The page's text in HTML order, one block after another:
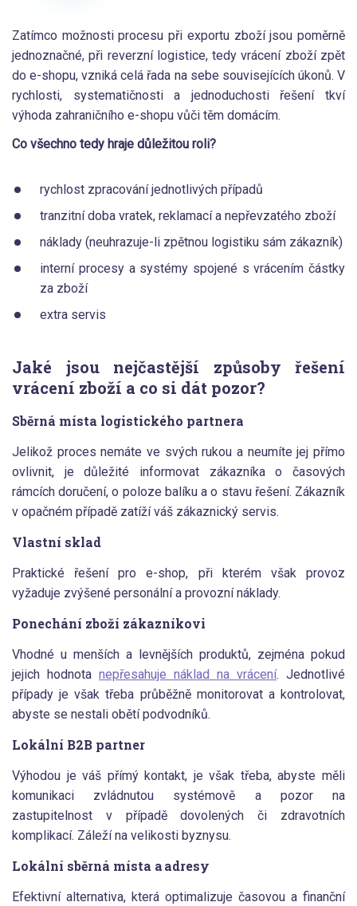
Zatímco možnosti procesu při exportu zboží jsou poměrně
jednoznačné, při reverzní logistice, tedy vrácení zboží zpět
do e-shopu, vzniká celá řada na sebe souvisejících úkonů. V
rychlosti, systematičnosti a jednoduchosti řešení tkví
výhoda zahraničního e-shopu vůči těm domácím.
Co všechno tedy hraje důležitou roli?
rychlost zpracování jednotlivých případů
tranzitní doba vratek, reklamací a nepřevzatého zboží
náklady (neuhrazuje-li zpětnou logistiku sám zákazník)
interní procesy a systémy spojené s vrácením částky
za zboží
extra servis
Jaké jsou nejčastější způsoby řešení
vrácení zboží a co si dát pozor?
Sběrná místa logistického partnera
Jelikož proces nemáte ve svých rukou a neumíte jej přímo
ovlivnit, je důležité informovat zákazníka o časových
rámcích doručení, o poloze balíku a o stavu řešení. Zákazník
v opačném případě zatíží váš zákaznický servis.
Vlastní sklad
Praktické řešení pro e-shop, při kterém však provoz
vyžaduje zvýšené personální a provozní náklady.
Ponechání zboží zákazníkovi
Vhodné u menších a levnějších produktů, zejména pokud
jejich hodnota nepřesahuje náklad na vrácení. Jednotlivé
případy je však třeba průběžně monitorovat a kontrolovat,
abyste se nestali obětí podvodníků.
Lokální B2B partner
Výhodou je váš přímý kontakt, je však třeba, abyste měli
komunikaci zvládnutou systémově a pozor na
zastupitelnost v případě dovolených či zdravotních
komplikací. Záleží na velikosti byznysu.
Lokální sběrná místa a adresy
Efektivní alternativa, která optimalizuje časovou a finanční